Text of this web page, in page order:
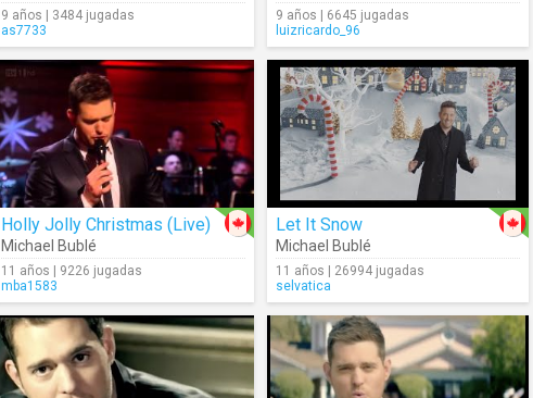
9 años | 3484 jugadas
as7733
9 años | 6645 jugadas
luizricardo_96
Holly Jolly Christmas (Live)
Michael Bublé
11 años | 9226 jugadas
mba1583
Let It Snow
Michael Bublé
11 años | 26994 jugadas
selvatica